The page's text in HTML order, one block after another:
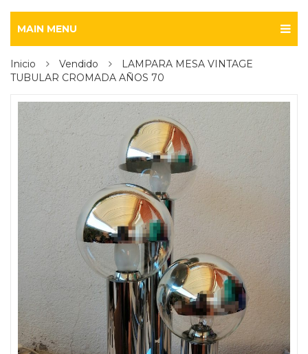
MAIN MENU
Inicio Vendido
LAMPARA MESA VINTAGE
TUBULAR CROMADA AÑOS 70